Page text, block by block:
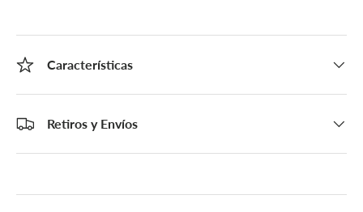
Características
Retiros y Envíos